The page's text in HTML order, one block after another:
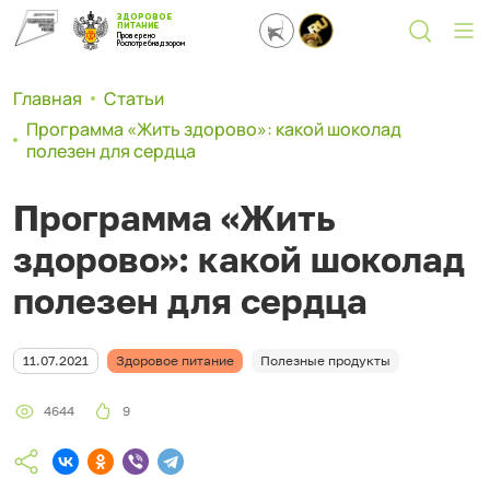
ЗДОРОВОЕ
ПИТАНИЕ
Проверено
Роспотребнадзором
Главная
Статьи
Программа «Жить здорово»: какой шоколад
полезен для сердца
Программа «Жить
здорово»: какой шоколад
полезен для сердца
11.07.2021 Здоровое питание Полезные продукты
4644 9